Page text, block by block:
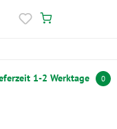
1-2 Werktage 0